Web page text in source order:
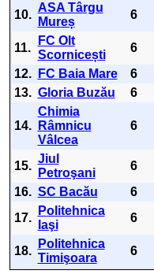
10.
ASA Târgu
Mureș
6
11.
FC Olt
Scornicești
6
12.
FC Baia Mare 6
13. Gloria Buzău 6
14.
Chimia
Râmnicu
Vâlcea
6
15.
Jiul
Petroşani
6
16. SC Bacău 6
17.
Politehnica
Iaşi
6
18.
Politehnica
Timişoara
6